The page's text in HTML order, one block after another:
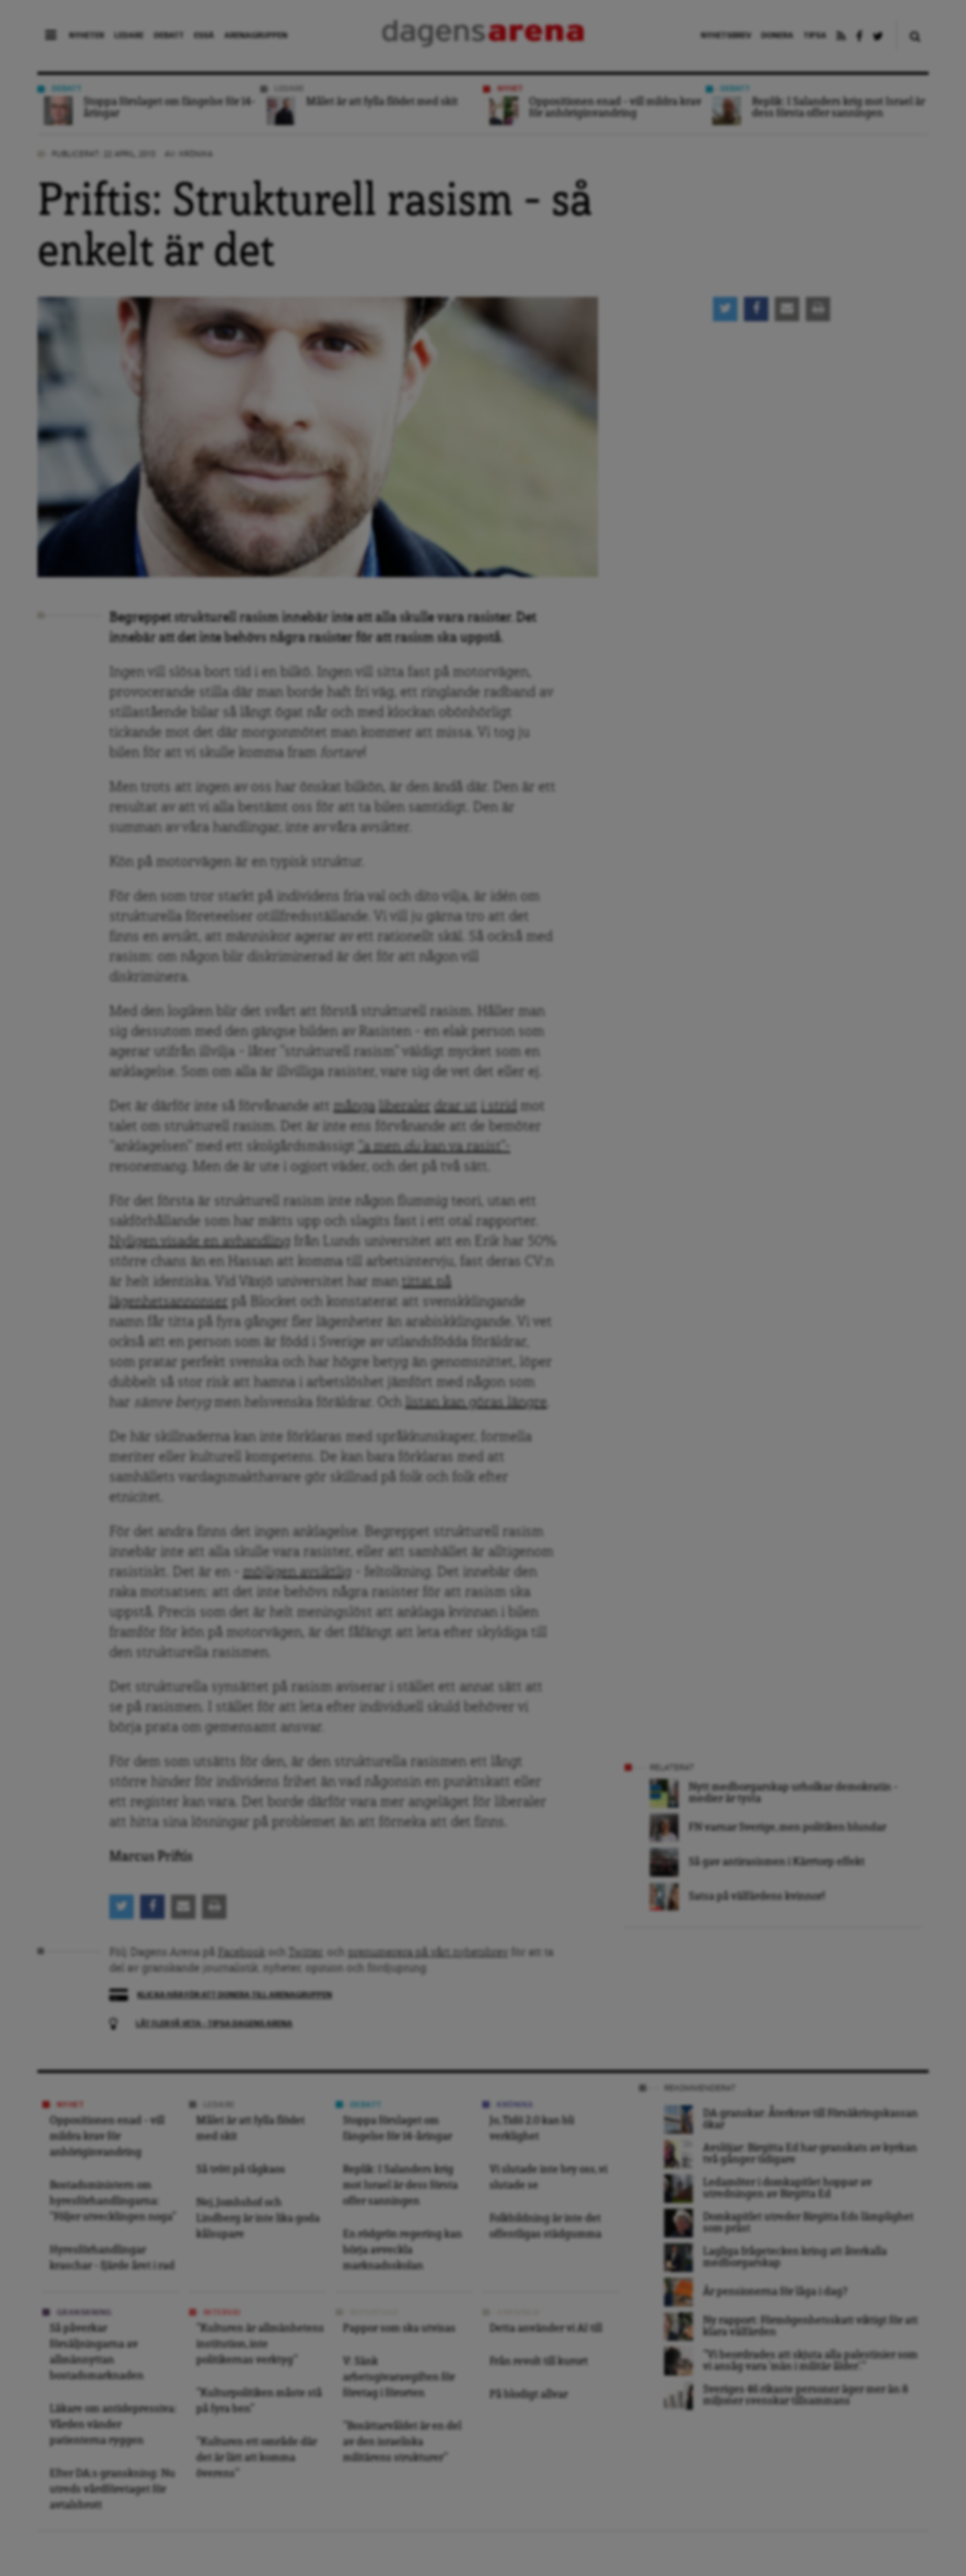
NYHETER LEDARE DEBATT ESSÄ ARENAGRUPPEN NYHETSBREV DONERA TIPSA
Stoppa förslaget om fängelse för 14-
åringar
Målet är att fylla flödet med skit
NYHET
Oppositionen enad – vill mildra krav
för anhöriginvandring
Replik: I Salanders krig mot Israel är
dess första offer sanningen
PUBLICERAT: 22 APRIL, 2013
Priftis: Strukturell rasism – så
enkelt är det
Begreppet strukturell rasism innebär inte att alla skulle vara rasister. Det
innebär att det inte behövs några rasister för att rasism ska uppstå.
Ingen vill slösa bort tid i en bilkö. Ingen vill sitta fast på motorvägen,
provocerande stilla där man borde haft fri väg, ett ringlande radband av
stillastående bilar så långt ögat når och med klockan obönhörligt
tickande mot det där morgonmötet man kommer att missa. Vi tog ju
bilen för att vi skulle komma fram
fortare!
Men trots att ingen av oss har önskat bilkön, är den ändå där. Den är ett
resultat av att vi alla bestämt oss för att ta bilen samtidigt. Den är
summan av våra handlingar, inte av våra avsikter.
Kön på motorvägen är en typisk struktur.
För den som tror starkt på individens fria val och dito vilja, är idén om
strukturella företeelser otillfredsställande. Vi vill ju gärna tro att det
finns en avsikt, att människor agerar av ett rationellt skäl. Så också med
rasism: om någon blir diskriminerad är det för att någon vill
diskriminera.
Med den logiken blir det svårt att förstå strukturell rasism. Håller man
sig dessutom med den gängse bilden av Rasisten – en elak person som
agerar utifrån illvilja – låter ”strukturell rasism” väldigt mycket som en
anklagelse. Som om alla är illvilliga rasister, vare sig de vet det eller ej.
Det är därför inte så förvånande att många liberaler drar ut i strid mot
talet om strukturell rasism. Det är inte ens förvånande att de bemöter
”anklagelsen” med ett skolgårdsmässigt ”a mendukan va rasist”-
resonemang. Men de är ute i ogjort väder, och det på två sätt.
För det första är strukturell rasism inte någon flummig teori, utan ett
sakförhållande som har mätts upp och slagits fast i ett otal rapporter.
Nyligen visade en avhandling
från Lunds universitet att en Erik har 50%
större chans än en Hassan att komma till arbetsintervju, fast deras CV:n
är helt identiska. Vid Växjö universitet har man tittat på
lägenhetsannonser på Blocket och konstaterat att svenskklingande
namn får titta på fyra gånger fler lägenheter än arabiskklingande. Vi vet
också att en person som är född i Sverige av utlandsfödda föräldrar,
som pratar perfekt svenska och har högre betyg än genomsnittet, löper
dubbelt så stor risk att hamna i arbetslöshet jämfört med någon som
har
sämre betyg men helsvenska föräldrar. Och listan kan göras längre
De här skillnaderna kan inte förklaras med språkkunskaper, formella
meriter eller kulturell kompetens. De kan bara förklaras med att
samhällets vardagsmakthavare gör skillnad på folk och folk efter
etnicitet.
För det andra finns det ingen anklagelse. Begreppet strukturell rasism
innebär inte att alla skulle vara rasister, eller att samhället är alltigenom
rasistiskt. Det är en – möjligen avsiktlig
– feltolkning. Det innebär den
raka motsatsen: att det inte behövs några rasister för att rasism ska
uppstå. Precis som det är helt meningslöst att anklaga kvinnan i bilen
framför för kön på motorvägen, är det fåfängt att leta efter skyldiga till
den strukturella rasismen.
Det strukturella synsättet på rasism aviserar i stället ett annat sätt att
se på rasismen. I stället för att leta efter individuell skuld behöver vi
börja prata om gemensamt ansvar.
För dem som utsätts för den, är den strukturella rasismen ett långt
större hinder för individens frihet än vad någonsin en punktskatt eller
ett register kan vara. Det borde därför vara mer angeläget för liberaler
att hitta sina lösningar på problemet än att förneka att det finns.
Marcus Priftis
Följ Dagens Arena på Facebook Twitter prenumerera på vårt nyhetsbrev
för att ta
del av granskande journalistik, nyheter, opinion och fördjupning.
LÅT FLER FÅ VETA – TIPSA DAGENS ARENA
Nytt medborgarskap urholkar demokratin –
medier är tysta
FN varnar Sverige, men politiken blundar
Så gav antirasismen i Kärrtorp effekt
Satsa på välfärdens kvinnor!
NYHET
Oppositionen enad – vill
mildra krav för
anhöriginvandring
Bostadsministern om
hyresförhandlingarna:
”Följer utvecklingen noga”
Hyresförhandlingar
kraschar – fjärde året i rad
Målet är att fylla flödet
med skit
Så trött på tågkaos
Nej, Jomhshof och
Lindberg är inte lika goda
kålsupare
Stoppa förslaget om
fängelse för 14-åringar
Replik: I Salanders krig
mot Israel är dess första
offer sanningen
En rödgrön regering kan
börja avveckla
marknadsskolan
Jo, Tidö 2.0 kan bli
verklighet
Vi slutade inte bry oss, vi
slutade se
Folkbildning är inte det
offentligas städgumma
Så påverkar
försäljningarna av
allmännyttan
bostadsmarknaden
Läkare om antidepressiva:
Vården vänder
patienterna ryggen
Efter DA:s granskning: Nu
utreds vårdföretaget för
avtalsbrott
”Kulturen är allmänhetens
institution, inte
politikernas verktyg”
”Kulturpolitiken måste stå
på fyra ben”
”Kulturen ett område där
det är lätt att komma
överens”
Pappor som ska utvisas
V: Sänk
arbetsgivaravgiften för
företag i förorten
”Bosättarvåldet är en del
av den israeliska
militärens strukturer”
Detta använder vi AI till
Från revolt till kurort
På blodigt allvar
DA granskar: Återkrav till Försäkringskassan
ökar
Avslöjar: Birgitta Ed har granskats av kyrkan
två gånger tidigare
Ledamöter i domkapitlet hoppar av
utredningen av Birgitta Ed
Domkapitlet utreder Birgitta Eds lämplighet
som präst
Lagliga frågetecken kring att återkalla
medborgarskap
Är pensionerna för låga i dag?
Ny rapport: Förmögenhetsskatt viktigt för att
klara välfärden
”Vi beordrades att skjuta alla palestinier som
vi ansåg vara ’män i militär ålder’. ”
Sveriges 46 rikaste personer äger mer än 8
miljoner svenskar tillsammans